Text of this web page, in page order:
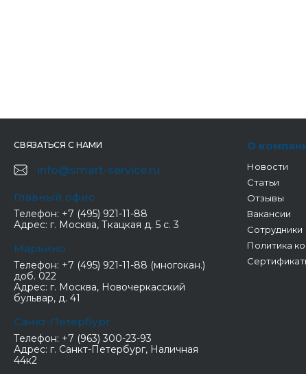
СВЯЗАТЬСЯ С НАМИ
info@smart-service.ru
Главный офис
Телефон: +7 (495) 921-11-88
Адрес: г. Москва, Ткацкая д. 5 с. 3
Марьино
Телефон: +7 (495) 921-11-88 (многокан.)
доб. 022
Адрес: г. Москва, Новочеркасский
бульвар, д. 41
Санкт-Петербург
Телефон: +7 (963) 300-23-93
Адрес: г. Санкт-Петербург, Наличная
44к2
О
Новости
Статьи
Отзывы
Вакансии
Сотрудники
Политика